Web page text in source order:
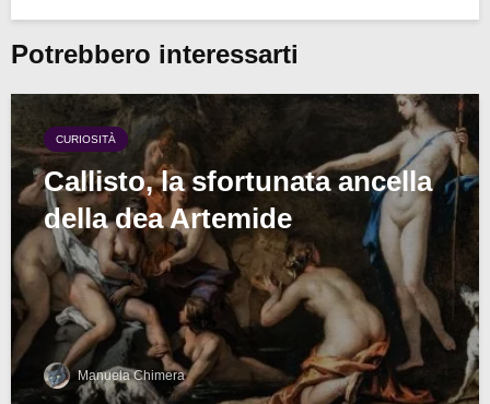
Potrebbero interessarti
CURIOSITÀ
Callisto, la sfortunata ancella
della dea Artemide
Manuela Chimera